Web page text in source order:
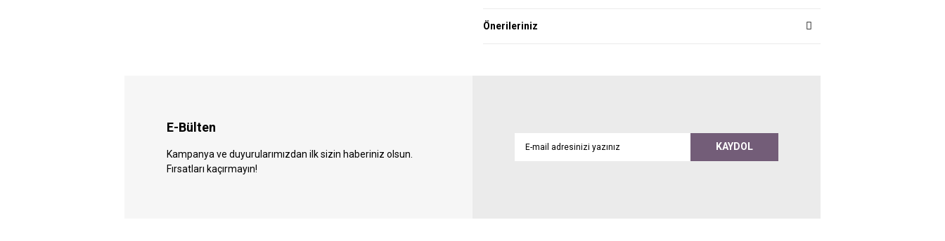
Önerileriniz
E-Bülten
Kampanya ve duyurularımızdan ilk sizin haberiniz olsun.
Fırsatları kaçırmayın!
KAYDOL